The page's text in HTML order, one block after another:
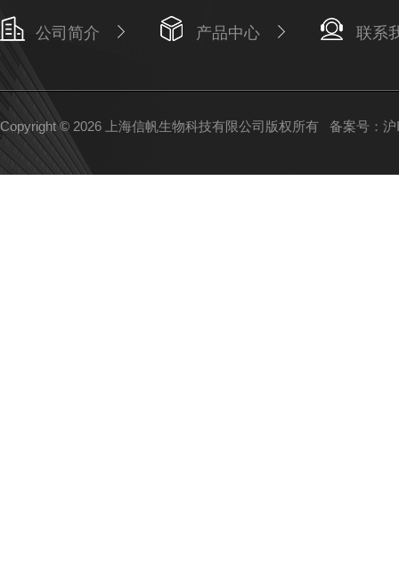
公司简介 产品中心 联系
Copyright © 2026 上海信帆生物科技有限公司版权所有 备案号：